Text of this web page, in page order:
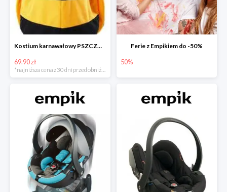
Kostium karnawałowy PSZCZÓŁKA
69.90 zł
Ferie z Empikiem do -50%
50%